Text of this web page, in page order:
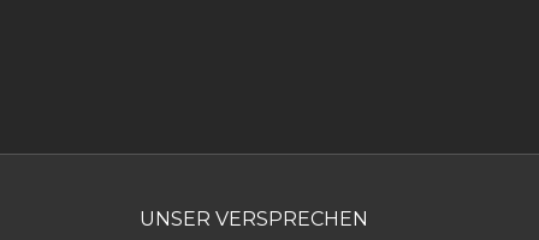
UNSER VERSPRECHEN